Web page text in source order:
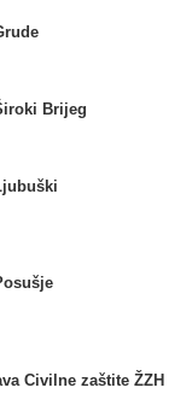
Brijeg
Civilne zaštite ŽZH